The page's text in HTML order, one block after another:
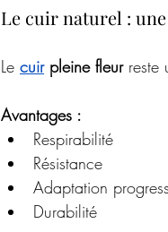
Le cuir naturel :
Le cuir pleine fleur reste
Avantages :
Respirabilité
Résistance
Adaptation
Durabilité